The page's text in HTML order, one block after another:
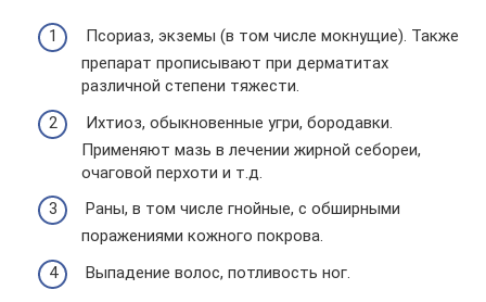
Псориаз, экземы (в том числе мокнущие). Также
препарат прописывают при дерматитах
различной степени тяжести.
Ихтиоз, обыкновенные угри, бородавки.
Применяют мазь в лечении жирной себореи,
очаговой перхоти и т.д.
Раны, в том числе гнойные, с обширными
поражениями кожного покрова.
Выпадение волос, потливость ног.